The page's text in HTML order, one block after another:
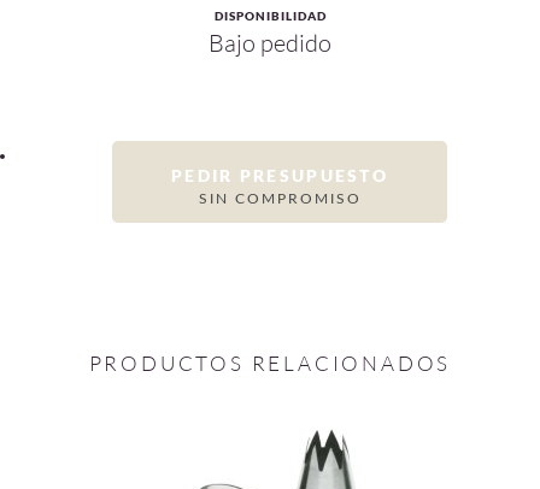
DISPONIBILIDAD
Bajo pedido
PEDIR PRESUPUESTO
SIN COMPROMISO
PRODUCTOS RELACIONADOS